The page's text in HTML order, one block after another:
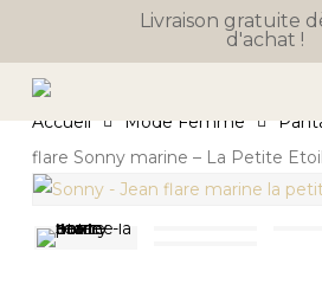
main
Livraison gratuite
d'achat !
Accueil Mode Femme
flare Sonny marine – La Petite